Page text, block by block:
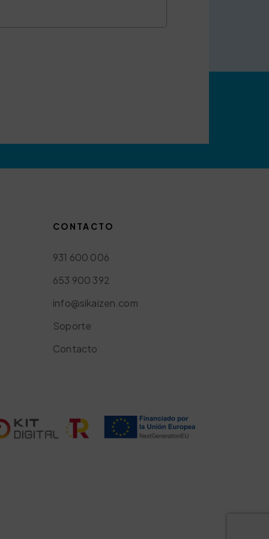
CONTACTO
931 600 006
653 900 392
info@sikaizen.com
Soporte
Contacto